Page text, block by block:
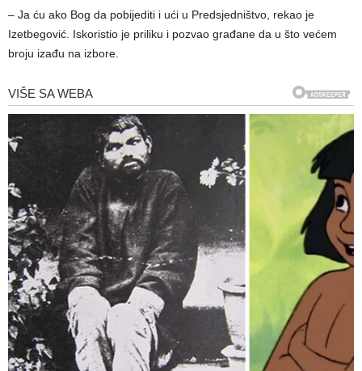
– Ja ću ako Bog da pobijediti i ući u Predsjedništvo, rekao je
Izetbegović. Iskoristio je priliku i pozvao građane da u što većem
broju izađu na izbore.